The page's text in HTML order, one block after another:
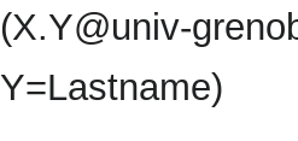
(X.Y@univ-
Y=Lastname)